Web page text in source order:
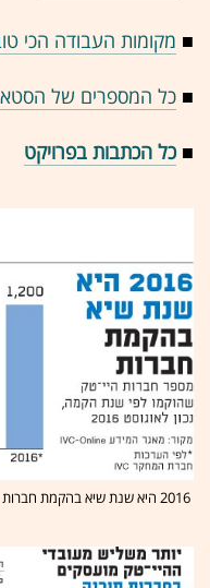
■ מקומות העבודה הכי
■ כל המספרים של
■ כל הכתבות בפרויקט